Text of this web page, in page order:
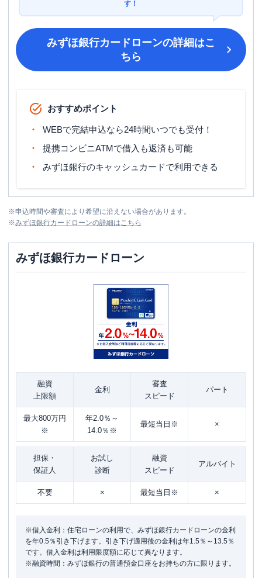
す！
みずほ銀行カードローンの詳細はこ
ちら
おすすめポイント
WEBで完結申込なら24時間いつでも受付！
提携コンビニATMで借入も返済も可能
みずほ銀行のキャッシュカードで利用できる
※申込時間や審査により希望に沿えない場合があります。
※みずほ銀行カードローンの詳細はこちら
みずほ銀行カードローン
融資
上限額
金利
審査
スピード
パート
最大800万円
※
年2.0％～
14.0％※
最短当日※ ×
担保・
保証人
お試し
診断
融資
スピード
アルバイト
不要 × 最短当日※ ×
※借入金利：住宅ローンの利用で、みずほ銀行カードローンの金利
を年0.5％引き下げます。引き下げ適用後の金利は年1.5％～13.5％
です。借入金利は利用限度額に応じて異なります。
※融資時間：みずほ銀行の普通預金口座をお持ちの方に限ります。